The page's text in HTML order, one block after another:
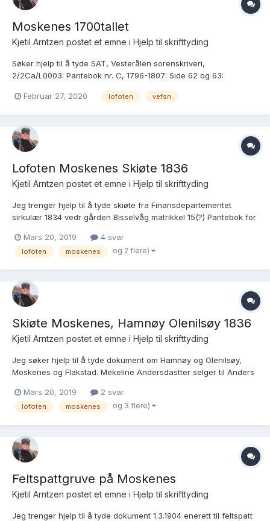
Moskenes 1700tallet
Kjetil Arntzen postet et emne i Hjelp til skrifttyding
Søker hjelp til å tyde SAT, Vesterålen sorenskriveri,
2/2Ca/L0003: Pantebok nr. C, 1796-1807: Side 62 og 63:
https://www.digitalarkivet.no/tl20080121680571 Permanent
Februar 27, 2020 lofoten vefsn
Lofoten Moskenes Skiøte 1836
Kjetil Arntzen postet et emne i Hjelp til skrifttyding
Jeg trenger hjelp til å tyde skiøte fra Finansdepartementet
sirkulær 1834 vedr gården Bisselvåg matrikkel 15(?) Pantebok for
Mars 20, 2019
4 svar
lofoten moskenes og 2 flere)
Skiøte Moskenes, Hamnøy Olenilsøy 1836
Kjetil Arntzen postet et emne i Hjelp til skrifttyding
Jeg søker hjelp til å tyde dokument om Hamnøy og Olenilsøy,
Moskenes og Flakstad. Mekeline Andersdastter selger til Anders
1836Mars 20, 2019 2 svar
lofoten moskenes og 3 flere)
Feltspattgruve på Moskenes
Kjetil Arntzen postet et emne i Hjelp til skrifttyding
Jeg trenger hjelp til å tyde dokument 1.3.1904 enerett til feltspatt